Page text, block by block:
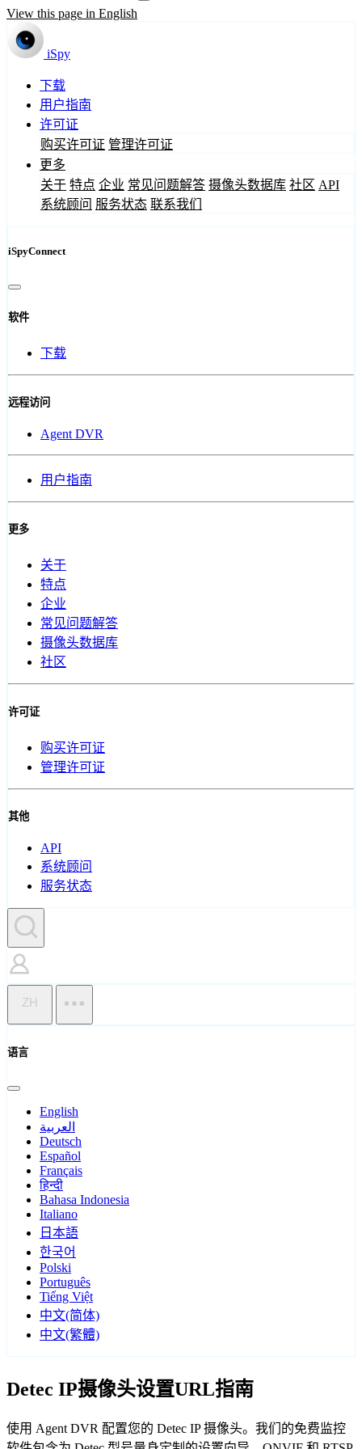
View this page in English
iSpy
下载
用户指南
许可证
购买许可证 管理许可证
更多
关于 特点 企业 常见问题解答 摄像头数据库 社区 API
系统顾问 服务状态 联系我们
iSpyConnect
软件
下载
远程访问
Agent DVR
用户指南
更多
关于
特点
企业
常见问题解答
摄像头数据库
社区
许可证
购买许可证
管理许可证
其他
API
系统顾问
服务状态
ZH
语言
English
العربية
Deutsch
Español
Français
हिन्दी
Bahasa Indonesia
Italiano
日本語
한국어
Polski
Português
Tiếng Việt
中文(简体)
中文(繁體)
Detec IP摄像头设置URL指南
使用 Agent DVR 配置您的 Detec IP 摄像头。我们的免费监控